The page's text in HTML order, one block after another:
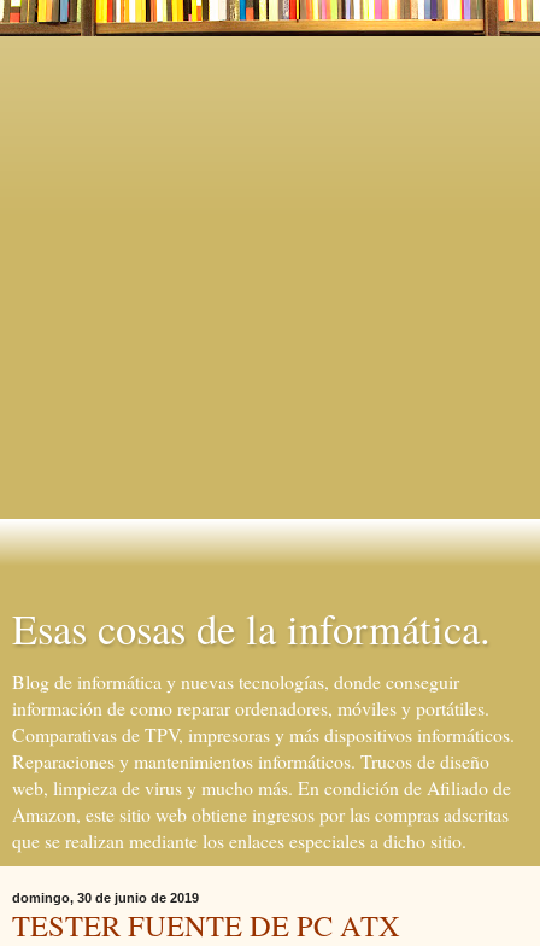
Esas cosas de la informática.
Blog de informática y nuevas tecnologías, donde conseguir
información de como reparar ordenadores, móviles y portátiles.
Comparativas de TPV, impresoras y más dispositivos informáticos.
Reparaciones y mantenimientos informáticos. Trucos de diseño
web, limpieza de virus y mucho más. En condición de Afiliado de
Amazon, este sitio web obtiene ingresos por las compras adscritas
que se realizan mediante los enlaces especiales a dicho sitio.
domingo, 30 de junio de 2019
TESTER FUENTE DE PC ATX